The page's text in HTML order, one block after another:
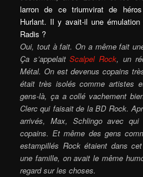
larron de ce triumvirat de
Hurlant. Il y avait-il une
Radis ?
Oui, tout à fait. On a même fait
Ça s’appelaitScalpel Rock, un
Métal. On est devenus copains
était très isolés comme artistes
gens-là, ça a collé vachement
Clerc qui faisait de la BD Rock.
arrivés, Max, Schlingo avec
copains. Et même des gens
estampillés Rock étaient dans
une famille, on avait le même
regard sur les choses.